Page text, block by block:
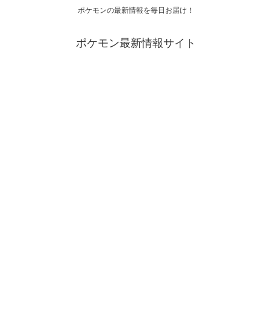
ポケモンの最新情報を毎日お届け！
ポケモン最新情報サイト